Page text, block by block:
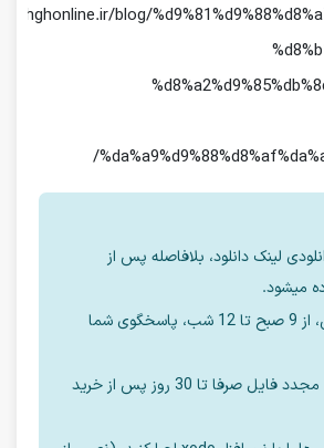
blog/
لینک دانلود، بلافاصله پس از
میشود.
پشتیبانی آنلاین، از 9 صبح تا 12 شب، پاسخگوی شما
پشتیبانی ارسال مجدد فایل صرفا تا 30 روز پس از خرید